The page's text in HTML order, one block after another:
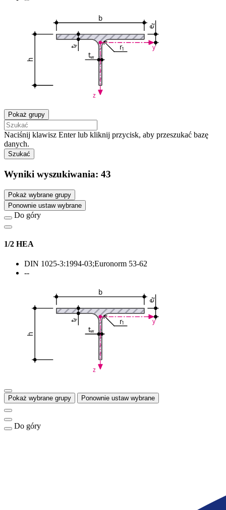
b
h
t
f
tw
e
z
r1 y
z
Pokaż grupy
Naciśnij klawisz Enter lub kliknij przycisk, aby przeszukać bazę
danych.
Szukać
Wyniki wyszukiwania: 43
Pokaż wybrane grupy
Ponownie ustaw wybrane
Do góry
1/2 HEA
DIN 1025-3:1994-03;Euronorm 53-62
--
b
h
t
f
tw
e
z
r1 y
z
Pokaż wybrane grupy Ponownie ustaw wybrane
Do góry